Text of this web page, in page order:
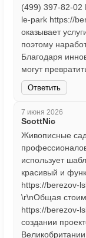
(499) 397-82-02
le-park https://
оказывает
поэтому
Благодаря
могут
Ответить
7 июня 2026
ScottNic
Живописные
использует
красивый и
https://berezov-
\r\nОбщая
https://berezov-
создании